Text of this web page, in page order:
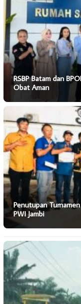
RSBP Batam dan
Obat Aman
Penutupan
PWI Jambi